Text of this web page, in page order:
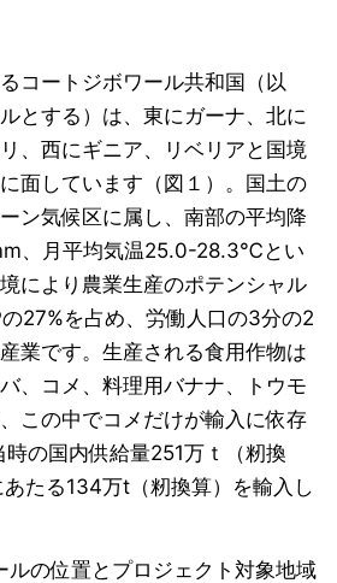
コートジボワール共和国（以
とする）は、東にガーナ、北に
、西にギニア、リベリアと国境
面しています（図１）。国土の
ン気候区に属し、南部の平均降
、月平均気温25.0-28.3℃とい
により農業生産のポテンシャル
27%を占め、労働人口の3分の2
業です。生産される食用作物は
、コメ、料理用バナナ、トウモ
この中でコメだけが輸入に依存
の国内供給量251万ｔ（籾換
たる134万t（籾換算）を輸入し
の位置とプロジェクト対象地域